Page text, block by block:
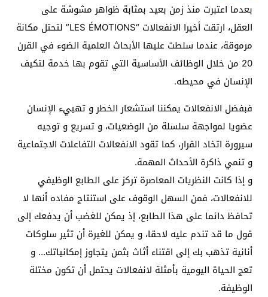
بعدما اعتبرت منذ زمن بعيد بمثابة ظواهر مشوشة على
العقل، ارتقت أخيرا الانفعالات “LES ÉMOTIONS” لتحتل مكانة
مرموقة، عندما سلطت عليها الأبحاث العلمية الضوء في القرن
20 من خلال الوظائف الأساسية التي تقوم بها خدمة لتكيف
الإنسان في محيطه.
فبفضل الانفعالات يمكننا استشعار الخطر و تهييء الإنسان
عضويا لمواجهة سلسلة من الوضعيات، و تسريع و توجيه
سيرورة اتخاد القرار، كما تقود الانفعالات التفاعلات الاجتماعية
و تنمي ذاكرة الأحداث المهمة.
و إذا كانت النظريات المعاصرة تركز على الطابع الوظيفي
للانفعالات، فمن السهل الوقوف على استنتاج مفاده أنها لا
تحافظ دائما على هذا الطابع، إذ يمكن للغضب أن يدفعك إلى
قول ما قد تندم عليه لاحقا، و يمكن للغيرة أن تثير سلوكات
أنانية تذهب بك إلى اقتناء أثاث بثمن يتجاوز إمكانياتك… و
تعج الحياة اليومية بأمثلة لانفعالات يحتمل أن تكون مختلة
الوظيفة.